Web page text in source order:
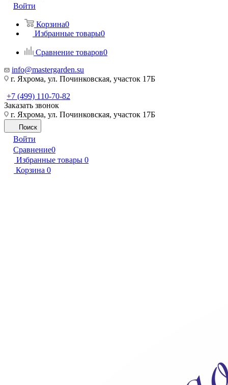
Войти
Корзина0
Избранные товары0
Сравнение товаров0
info@mastergarden.su
г. Яхрома, ул. Починковская, участок 17Б
+7 (499) 110-70-82
Заказать звонок
г. Яхрома, ул. Починковская, участок 17Б
Поиск
Войти
Сравнение0
Избранные товары 0
Корзина 0